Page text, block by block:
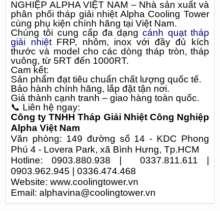
NGHIỆP ALPHA VIỆT NAM – Nhà sản xuất và
phân phối tháp giải nhiệt Alpha Cooling Tower
cùng phụ kiện chính hãng tại Việt Nam.
Chúng tôi cung cấp đa dạngcánh quạt tháp
giải nhiệt FRP, nhôm, inox với đầy đủ kích
thước và model cho các dòng tháp tròn, tháp
vuông, từ 5RT đến 1000RT.
Cam kết:
Sản phẩm đạt tiêu chuẩn chất lượng quốc tế.
Bảo hành chính hãng, lắp đặt tận nơi.
Giá thành cạnh tranh – giao hàng toàn quốc.
📞 Liên hệ ngay:
Công ty TNHH Tháp Giải Nhiệt Công Nghiệp
Alpha Việt Nam
Văn phòng: 149 đường số 14 - KDC Phong
Phú 4 - Lovera Park, xã Bình Hưng, Tp.HCM
Hotline: 0903.880.938 | 0337.811.611 |
0903.962.945 | 0336.474.468
Website:www.coolingtower.vn
Email: alphavina@coolingtower.vn